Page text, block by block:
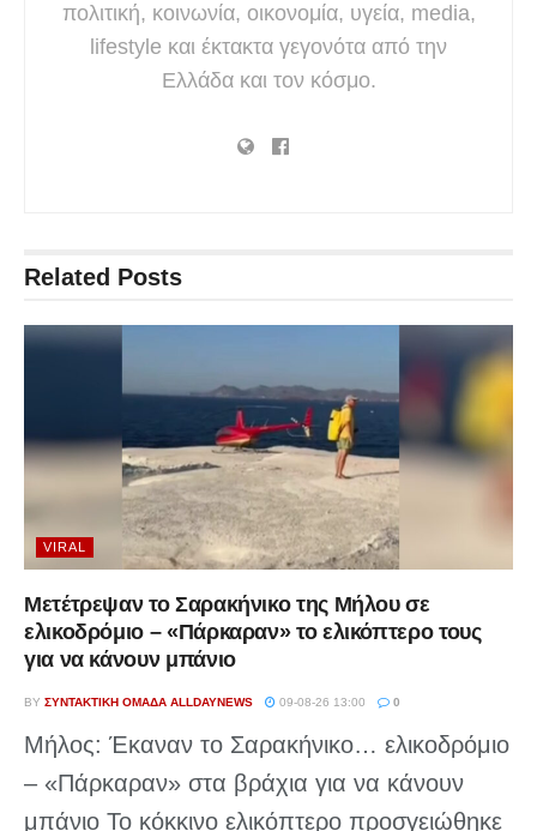
πολιτική, κοινωνία, οικονομία, υγεία, media,
lifestyle και έκτακτα γεγονότα από την
Ελλάδα και τον κόσμο.
Related Posts
VIRAL
Μετέτρεψαν το Σαρακήνικο της Μήλου σε
ελικοδρόμιο – «Πάρκαραν» το ελικόπτερο τους
για να κάνουν μπάνιο
BY ΣΥΝΤΑΚΤΙΚΉ ΟΜΆΔΑ ALLDAYNEWS 09-08-26 13:00 0
Μήλος: Έκαναν το Σαρακήνικο… ελικοδρόμιο
– «Πάρκαραν» στα βράχια για να κάνουν
μπάνιο Το κόκκινο ελικόπτερο προσγειώθηκε